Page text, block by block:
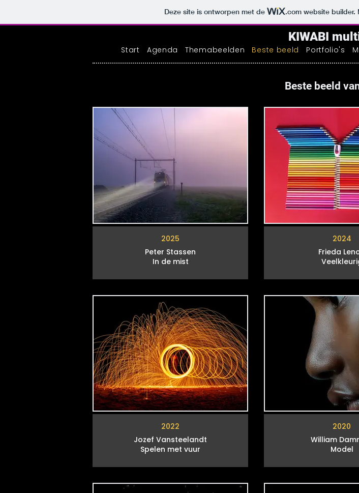
Deze site is ontworpen met de .com website builder.
Start Agenda Themabeelden Beste beeld Portfolio's
KIWABI
Beste beeld
2025
Peter Stassen
In de mist
2024
Frieda
2022
Jozef Vansteelandt
Spelen met vuur
2020
William
Model